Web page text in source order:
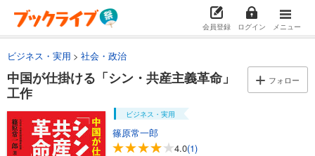
会員登録 ログイン メニュー
ビジネス・実用 社会・政治
中国が仕掛ける「シン・共産主義革命」
工作
フォロー
ビジネス・実用
篠原常一郎
4.0(1)